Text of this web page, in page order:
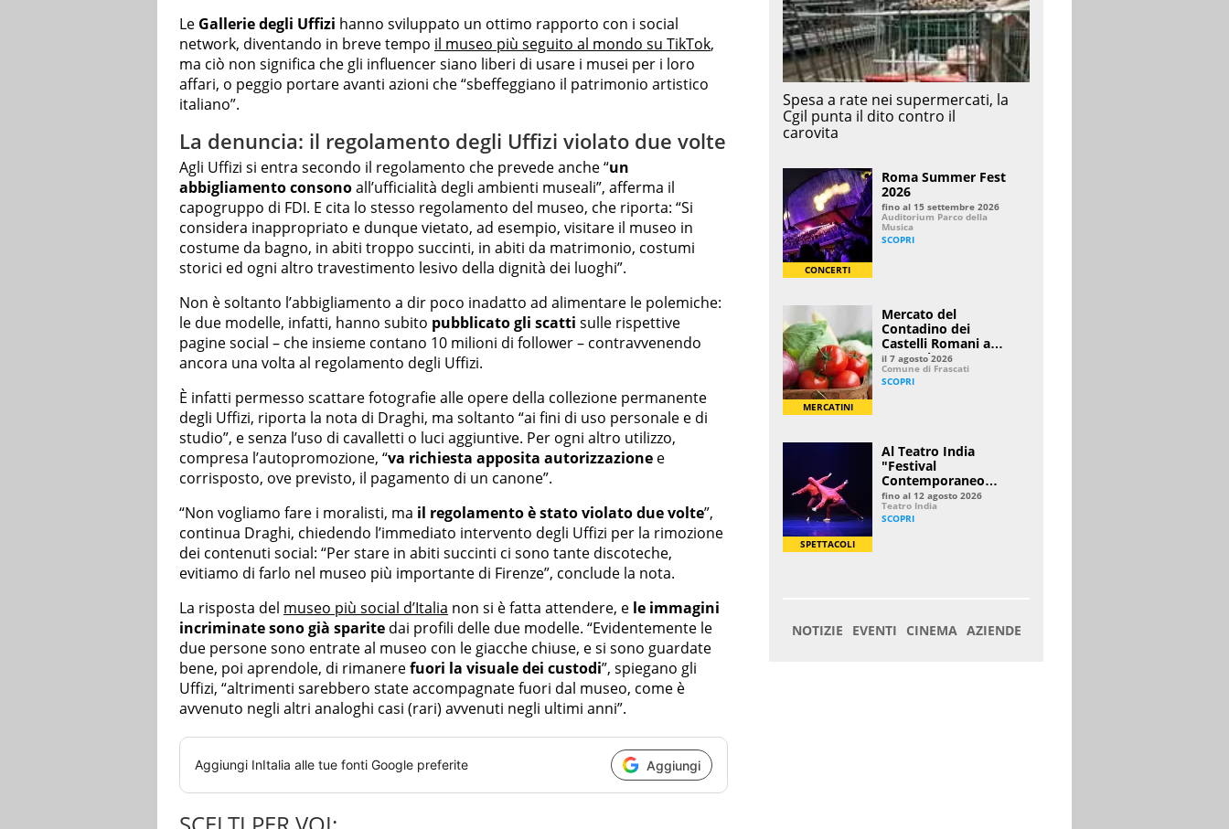
Le Gallerie degli Uffizi hanno sviluppato un ottimo rapporto con i social
network, diventando in breve tempo il museo più seguito al mondo su TikTok,
ma ciò non significa che gli influencer siano liberi di usare i musei per i loro
affari, o peggio portare avanti azioni che “sbeffeggiano il patrimonio artistico
italiano”.
La denuncia: il regolamento degli Uffizi violato due volte
Agli Uffizi si entra secondo il regolamento che prevede anche “un
abbigliamento consonoall’ufficialità degli ambienti museali”, afferma il
capogruppo di FDI. E cita lo stesso regolamento del museo, che riporta: “Si
considera inappropriato e dunque vietato, ad esempio, visitare il museo in
costume da bagno, in abiti troppo succinti, in abiti da matrimonio, costumi
storici ed ogni altro travestimento lesivo della dignità dei luoghi”.
Non è soltanto l’abbigliamento a dir poco inadatto ad alimentare le polemiche:
le due modelle, infatti, hanno subito pubblicato gli scatti sulle rispettive
pagine social – che insieme contano 10 milioni di follower – contravvenendo
ancora una volta al regolamento degli Uffizi.
È infatti permesso scattare fotografie alle opere della collezione permanente
degli Uffizi, riporta la nota di Draghi, ma soltanto “ai fini di uso personale e di
studio”, e senza l’uso di cavalletti o luci aggiuntive. Per ogni altro utilizzo,
compresa l’autopromozione, “va richiesta apposita autorizzazione e
corrisposto, ove previsto, il pagamento di un canone”.
“Non vogliamo fare i moralisti, ma il regolamento è stato violato due volte”,
continua Draghi, chiedendo l’immediato intervento degli Uffizi per la rimozione
dei contenuti social: “Per stare in abiti succinti ci sono tante discoteche,
evitiamo di farlo nel museo più importante di Firenze”, conclude la nota.
La risposta del museo più social d’Italia non si è fatta attendere, e le immagini
incriminate sono già sparite dai profili delle due modelle. “Evidentemente le
due persone sono entrate al museo con le giacche chiuse, e si sono guardate
bene, poi aprendole, di rimanerefuori la visuale dei custodi”, spiegano gli
Uffizi, “altrimenti sarebbero state accompagnate fuori dal museo, come è
avvenuto negli altri analoghi casi (rari) avvenuti negli ultimi anni”.
Aggiungi InItalia alle tue fonti Google preferite Aggiungi